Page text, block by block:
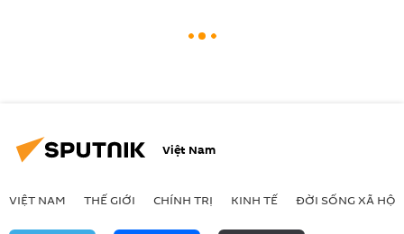
Việt Nam
VIỆT NAM THẾ GIỚI CHÍNH TRỊ KINH TẾ ĐỜI SỐNG XÃ HỘI